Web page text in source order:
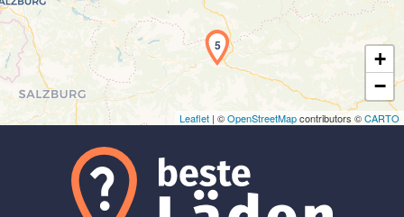
5
+
−
Leaflet | ©OpenStreetMapcontributors ©CARTO